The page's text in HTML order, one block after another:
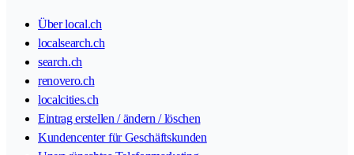
Über local.ch
localsearch.ch
search.ch
renovero.ch
localcities.ch
Eintrag erstellen / ändern / löschen
Kundencenter für Geschäftskunden